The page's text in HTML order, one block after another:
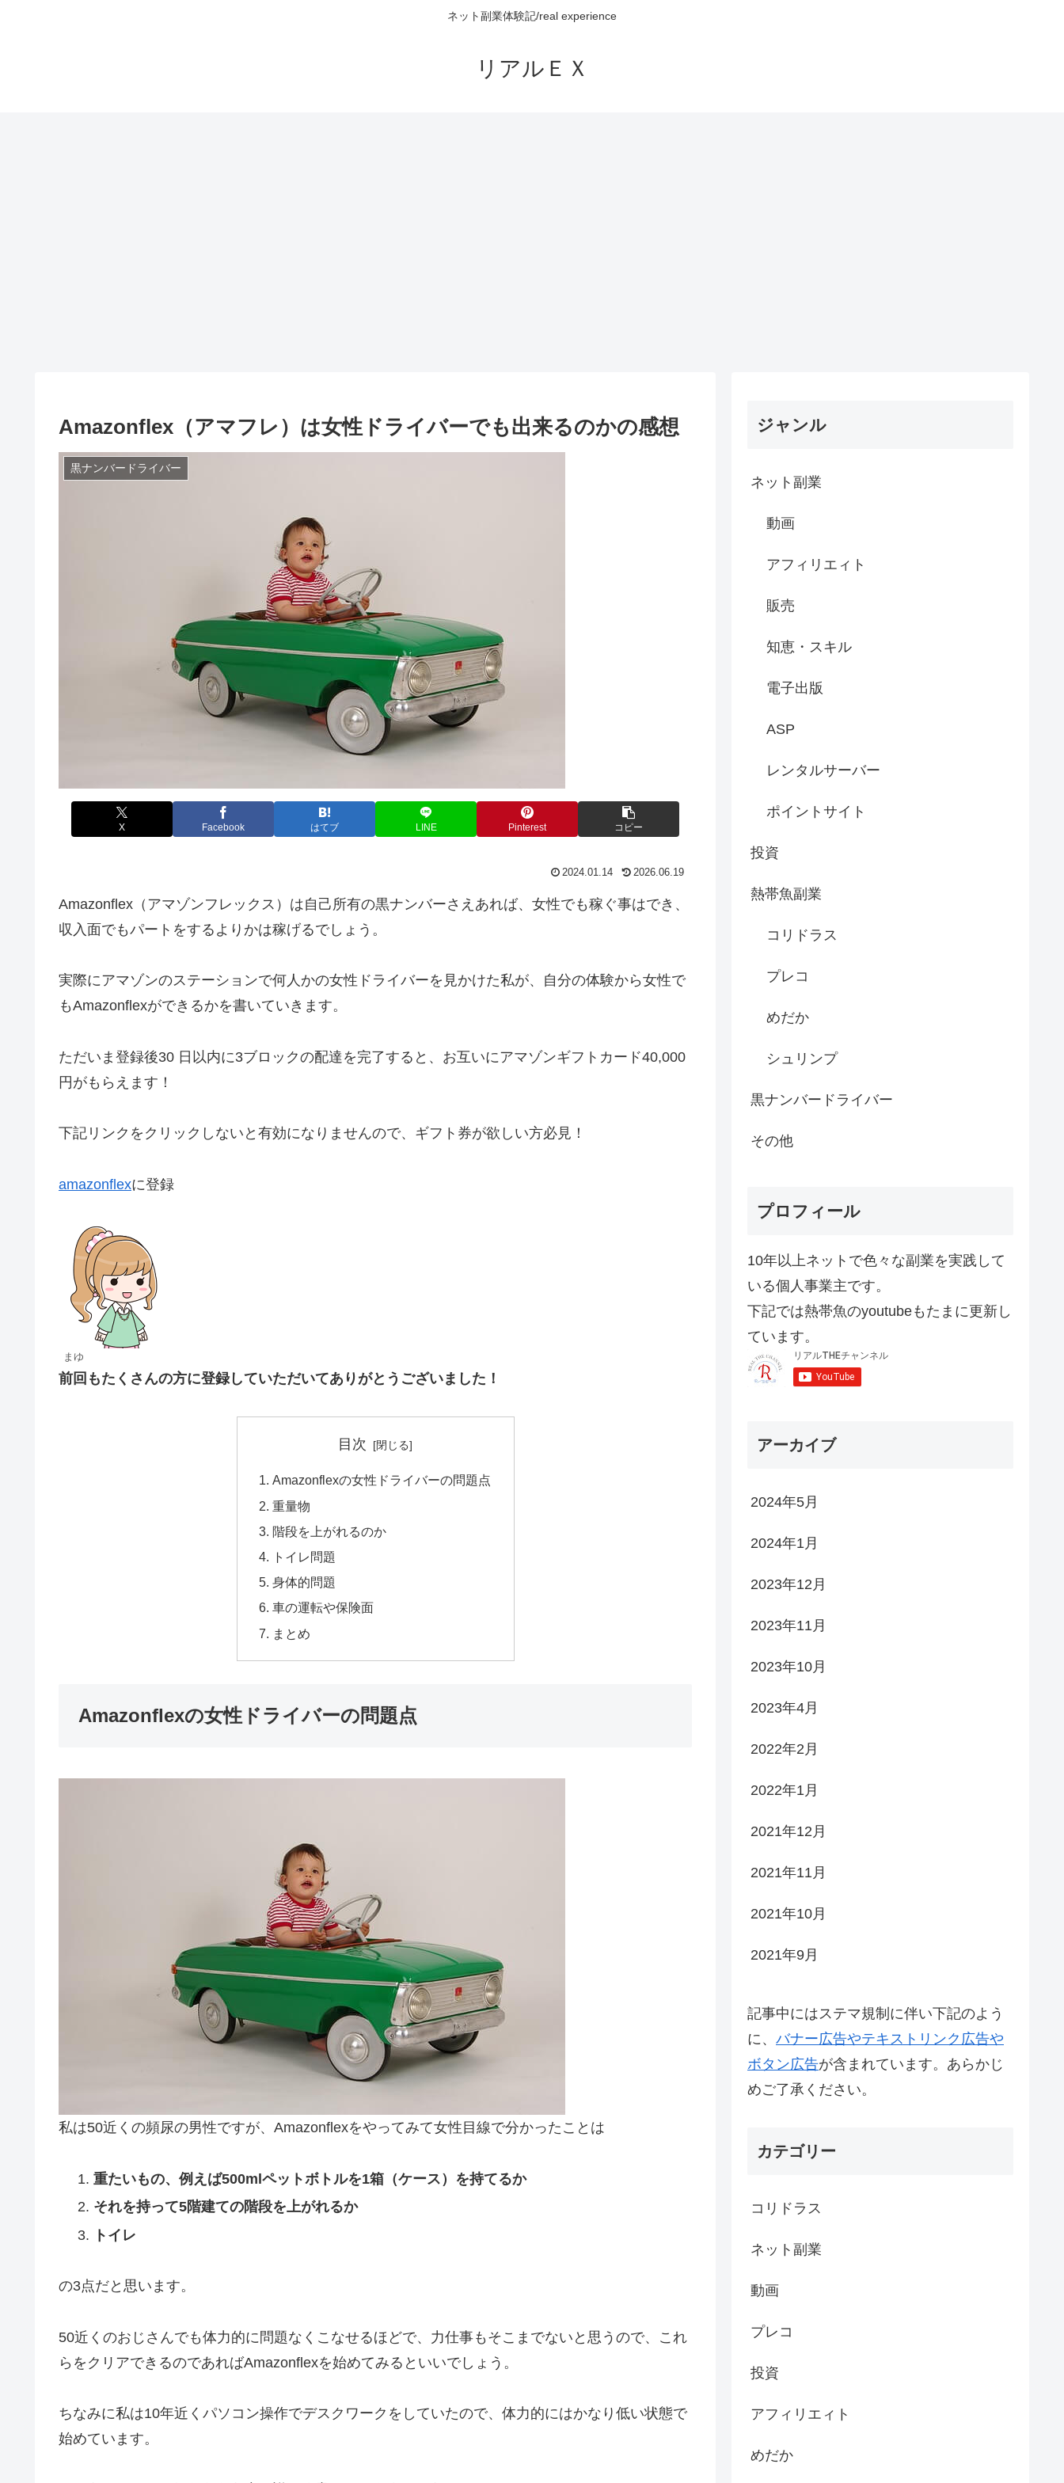
ネット副業体験記/real experience
リアルＥＸ
Amazonflex（アマフレ）は女性ドライバーでも出来るのかの感想
黒ナンバードライバー
X Facebook はてブ LINE Pinterest コピー
2024.01.14 2026.06.19
Amazonflex（アマゾンフレックス）は自己所有の黒ナンバーさえあれば、女性でも稼ぐ事はでき、
収入面でもパートをするよりかは稼げるでしょう。
実際にアマゾンのステーションで何人かの女性ドライバーを見かけた私が、自分の体験から女性で
もAmazonflexができるかを書いていきます。
ただいま登録後30 日以内に3ブロックの配達を完了すると、お互いにアマゾンギフトカード40,000
円がもらえます！
下記リンクをクリックしないと有効になりませんので、ギフト券が欲しい方必見！
amazonflexに登録
まゆ
前回もたくさんの方に登録していただいてありがとうございました！
目次
Amazonflexの女性ドライバーの問題点
重量物
階段を上がれるのか
トイレ問題
身体的問題
車の運転や保険面
まとめ
Amazonflexの女性ドライバーの問題点
私は50近くの頻尿の男性ですが、Amazonflexをやってみて女性目線で分かったことは
重たいもの、例えば500mlペットボトルを1箱（ケース）を持てるか
それを持って5階建ての階段を上がれるか
トイレ
の3点だと思います。
50近くのおじさんでも体力的に問題なくこなせるほどで、力仕事もそこまでないと思うので、これ
らをクリアできるのであればAmazonflexを始めてみるといいでしょう。
ちなみに私は10年近くパソコン操作でデスクワークをしていたので、体力的にはかなり低い状態で
始めています。
ジャンル
ネット副業
動画
アフィリエィト
販売
知恵・スキル
電子出版
ASP
レンタルサーバー
ポイントサイト
投資
熱帯魚副業
コリドラス
プレコ
めだか
シュリンプ
黒ナンバードライバー
その他
プロフィール
10年以上ネットで色々な副業を実践して
いる個人事業主です。
下記では熱帯魚のyoutubeもたまに更新し
ています。
アーカイブ
2024年5月
2024年1月
2023年12月
2023年11月
2023年10月
2023年4月
2022年2月
2022年1月
2021年12月
2021年11月
2021年10月
2021年9月
記事中にはステマ規制に伴い下記のよう
に、 バナー広告やテキストリンク広告や
ボタン広告が含まれています。あらかじ
めご了承ください。
カテゴリー
コリドラス
ネット副業
動画
プレコ
投資
アフィリエィト
めだか